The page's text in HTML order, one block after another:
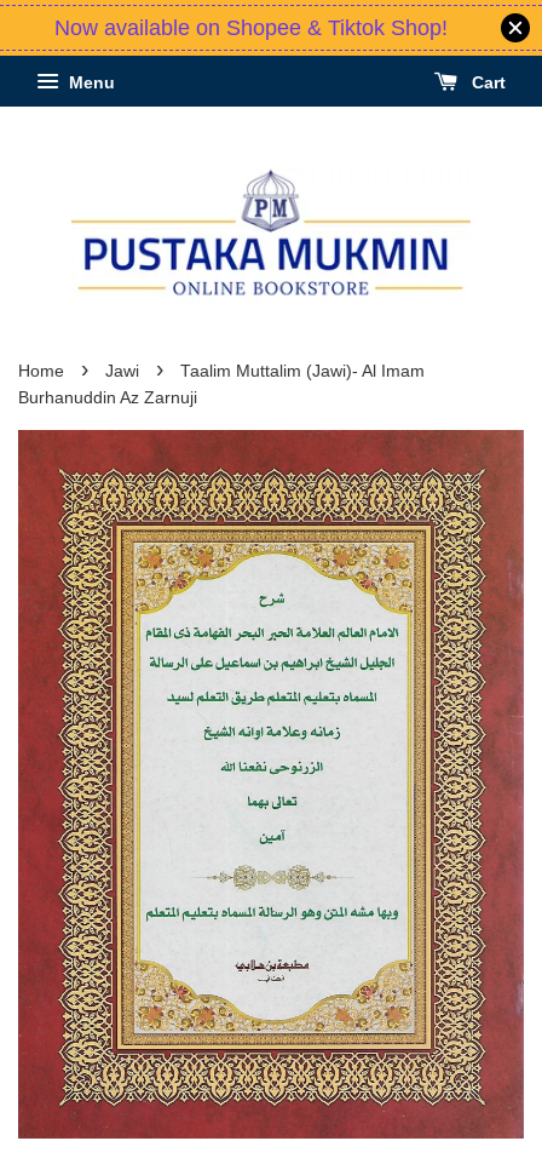
Now available on Shopee & Tiktok Shop!
Menu Cart
Home › Jawi ›
Taalim Muttalim (Jawi)- Al Imam
Burhanuddin Az Zarnuji